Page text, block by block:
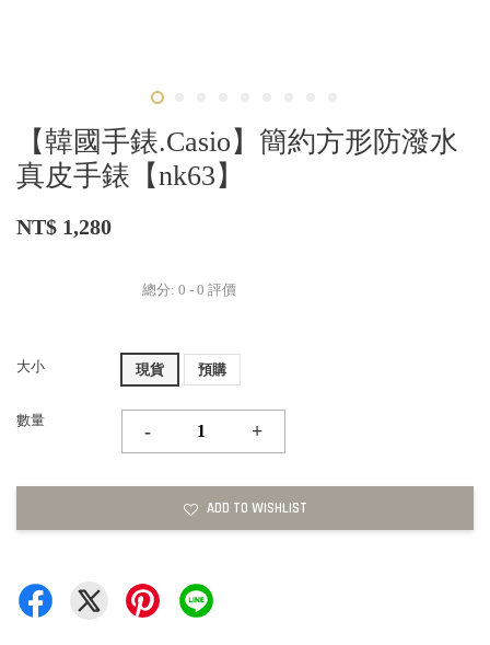
【韓國手錶.Casio】簡約方形防潑水
真皮手錶【nk63】
NT$ 1,280
總分: 0 - 0 評價
大小 現貨 預購
數量
- +
ADD TO WISHLIST